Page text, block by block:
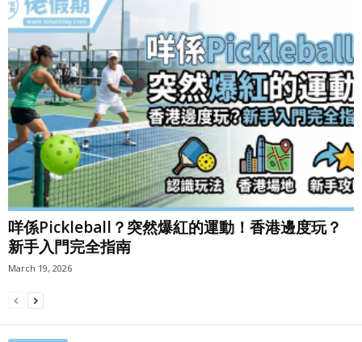
咩係Pickleball？突然爆紅的運動！香港邊度玩？
新手入門完全指南
March 19, 2026